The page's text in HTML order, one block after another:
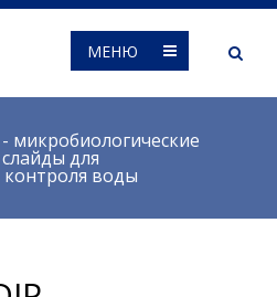
МЕНЮ
микробиологические
для
контроля воды